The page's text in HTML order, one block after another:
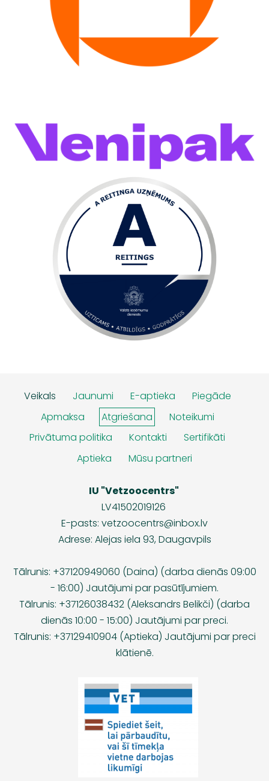
Veikals Jaunumi E-aptieka
Piegāde
Apmaksa
Atgriešana
Noteikumi
Privātuma politika
Kontakti
Sertifikāti
Aptieka
Mūsu partneri
IU "Vetzoocentrs"
LV41502019126
E-pasts: vetzoocentrs@inbox.lv
Adrese: Alejas iela 93, Daugavpils
Tālrunis: +37120949060 (Daina) (darba dienās 09:00
- 16:00) Jautājumi par pasūtījumiem.
Tālrunis: +37126038432 (Aleksandrs Belikči) (darba
dienās 10:00 - 15:00) Jautājumi par preci.
Tālrunis: +37129410904 (Aptieka) Jautājumi par preci
klātienē.